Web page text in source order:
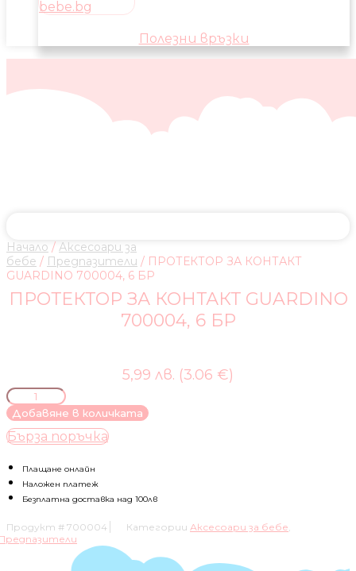
Полезни връзки
Начало / Аксесоари за
бебе / Предпазители / ПРОТЕКТОР ЗА КОНТАКТ
GUARDINO 700004, 6 БР
ПРОТЕКТОР ЗА КОНТАКТ GUARDINO
700004, 6 БР
5,99 лв. (3.06 €)
количество
за
ПРОТЕКТОР
ЗА
GUARDINO
700004,
6
Добавяне в количката
Бърза поръчка
Плащане онлайн
Наложен платеж
Безплатна доставка над 100лв
Продукт # 700004 Категории Аксесоари за бебе,